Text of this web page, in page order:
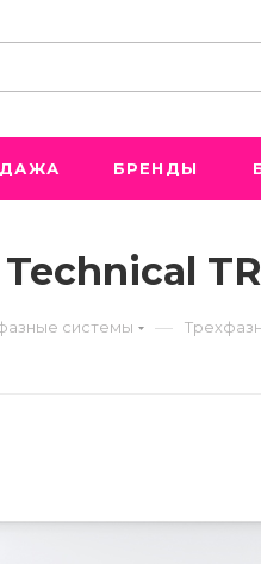
БРЕНДЫ
системы —